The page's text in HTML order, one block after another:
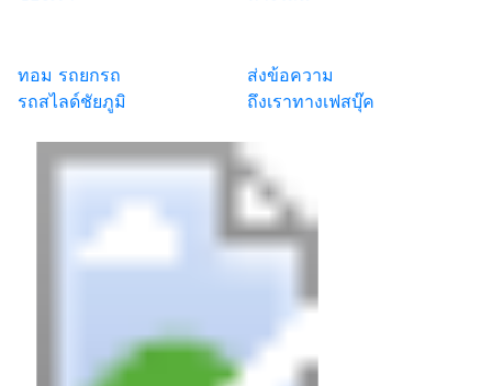
ทอม รถยกรถ
รถสไลด์ชัยภูมิ
ส่งข้อความ
ถึงเราทางเฟสบุ๊ค